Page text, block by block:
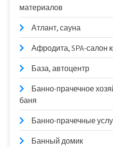
материалов
Атлант, сауна
Афродита, SPA-салон
База, автоцентр
Банно-прачечное
баня
Банно-прачечные
Банный домик